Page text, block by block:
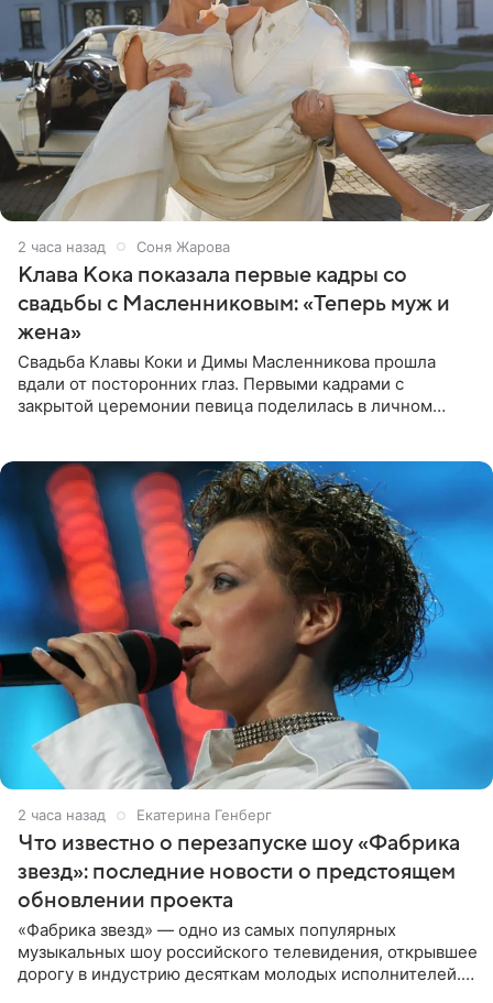
2 часа назад Соня Жарова
Клава Кока показала первые кадры со
свадьбы с Масленниковым: «Теперь муж и
жена»
Свадьба Клавы Коки и Димы Масленникова прошла
вдали от посторонних глаз. Первыми кадрами с
закрытой церемонии певица поделилась в личном
2 часа назад Екатерина Генберг
Что известно о перезапуске шоу «Фабрика
звезд»: последние новости о предстоящем
обновлении проекта
«Фабрика звезд» — одно из самых популярных
музыкальных шоу российского телевидения, открывшее
дорогу в индустрию десяткам молодых исполнителей.